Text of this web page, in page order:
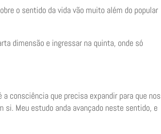
o sentido da vida vão muito além do popular
dimensão e ingressar na quinta, onde só
consciência que precisa expandir para que nos
Meu estudo anda avançado neste sentido, e